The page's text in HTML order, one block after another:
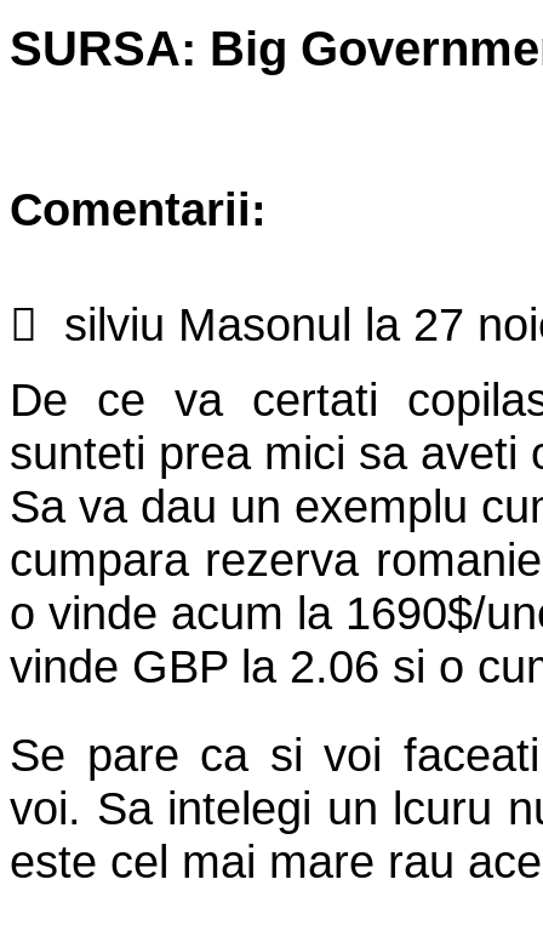
SURSA: Big
Comentarii:
 silviu Masonul la 27
De ce va certati
sunteti prea mici sa aveti
Sa va dau un exemplu
cumpara rezerva
o vinde acum la 1690$/
vinde GBP la 2.06 si o
Se pare ca si voi
voi. Sa intelegi un lcuru
este cel mai mare rau